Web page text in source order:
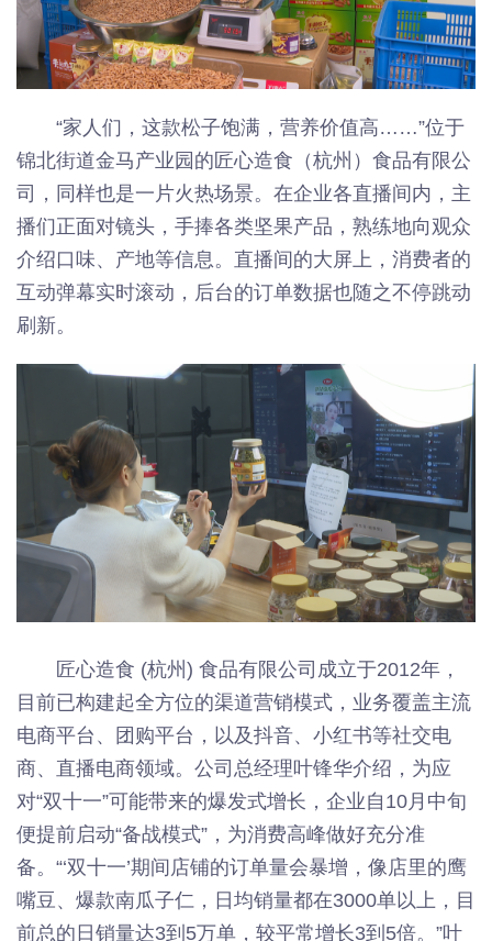
“家人们，这款松子饱满，营养价值高……”位于
锦北街道金马产业园的匠心造食（杭州）食品有限公
司，同样也是一片火热场景。在企业各直播间内，主
播们正面对镜头，手捧各类坚果产品，熟练地向观众
介绍口味、产地等信息。直播间的大屏上，消费者的
互动弹幕实时滚动，后台的订单数据也随之不停跳动
刷新。
匠心造食 (杭州) 食品有限公司成立于2012年，
目前已构建起全方位的渠道营销模式，业务覆盖主流
电商平台、团购平台，以及抖音、小红书等社交电
商、直播电商领域。公司总经理叶锋华介绍，为应
对“双十一”可能带来的爆发式增长，企业自10月中旬
便提前启动“备战模式”，为消费高峰做好充分准
备。“‘双十一’期间店铺的订单量会暴增，像店里的鹰
嘴豆、爆款南瓜子仁，日均销量都在3000单以上，目
前总的日销量达3到5万单，较平常增长3到5倍。”叶